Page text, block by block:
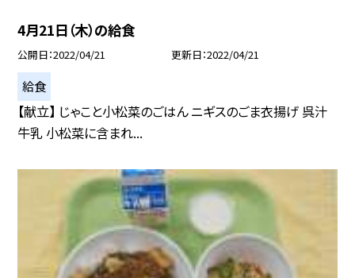
4月21日（木）の給食
公開日 2022/04/21 更新日 2022/04/21
給食
【献立】 じゃこと小松菜のごはん ニギスのごま衣揚げ 呉汁
牛乳 小松菜に含まれ...